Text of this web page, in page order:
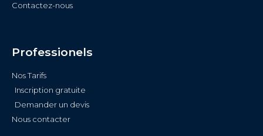
Contactez-nous
Professionels
Nos Tarifs
Inscription gratuite
Demander un devis
Nous contacter